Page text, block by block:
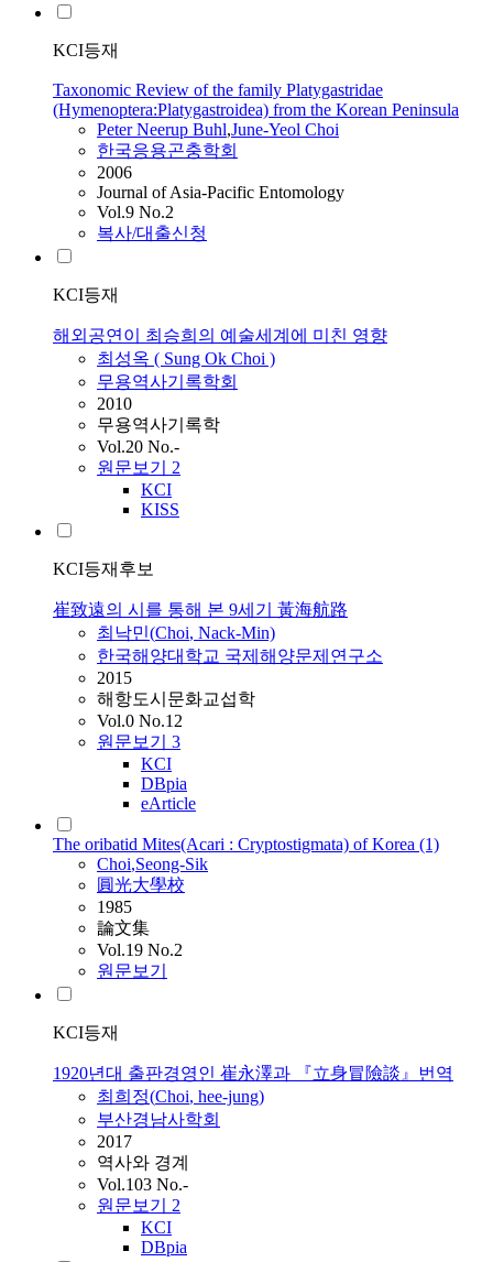
KCI등재
Taxonomic Review of the family Platygastridae
(Hymenoptera:Platygastroidea) from the Korean Peninsula
Peter Neerup Buhl,June-Yeol Choi
한국응용곤충학회
2006
Journal of Asia-Pacific Entomology
Vol.9 No.2
복사/대출신청
KCI등재
해외공연이 최승희의 예술세계에 미친 영향
최성옥 ( Sung Ok Choi )
무용역사기록학회
2010
무용역사기록학
Vol.20 No.-
원문보기 2
KCI
KISS
KCI등재후보
崔致遠의 시를 통해 본 9세기 黃海航路
최낙민(Choi, Nack-Min)
한국해양대학교 국제해양문제연구소
2015
해항도시문화교섭학
Vol.0 No.12
원문보기 3
KCI
DBpia
eArticle
The oribatid Mites(Acari : Cryptostigmata) of Korea (1)
Choi,Seong-Sik
圓光大學校
1985
論文集
Vol.19 No.2
원문보기
KCI등재
1920년대 출판경영인 崔永澤과 『立身冒險談』번역
최희정(Choi, hee-jung)
부산경남사학회
2017
역사와 경계
Vol.103 No.-
원문보기 2
KCI
DBpia